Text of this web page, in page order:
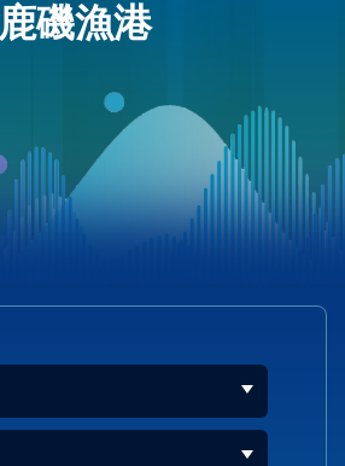
鹿磯漁港